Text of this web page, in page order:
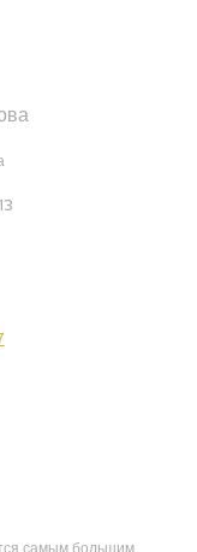
самым большим